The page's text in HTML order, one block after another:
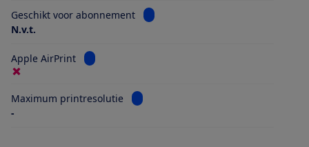
Geschikt voor abonnement
Bekijk informatie voor Geschikt
N.v.t.
Apple AirPrint Bekijk informatie voor Apple AirPrint
Maximum printresolutie
Bekijk informatie voor Maximum
-